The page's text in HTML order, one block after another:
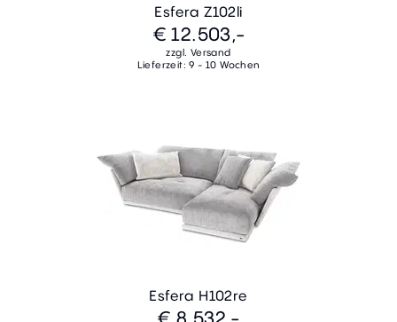
Esfera Z102li
€ 12.503,-
zzgl. Versand
Lieferzeit: 9 - 10 Wochen
Esfera H102re